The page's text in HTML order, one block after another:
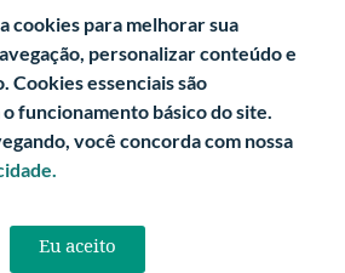
a Informação)
Fiscal
cookies para melhorar sua
personalizar conteúdo e
Cookies essenciais são
funcionamento básico do site.
você concorda com nossa
Eu aceito